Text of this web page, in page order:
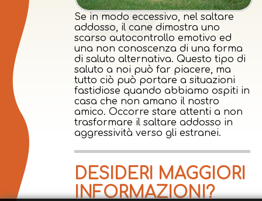
Se in modo eccessivo, nel saltare
addosso, il cane dimostra uno
scarso autocontrollo emotivo ed
una non conoscenza di una forma
di saluto alternativa. Questo tipo di
saluto a noi può far piacere, ma
tutto ciò può portare a situazioni
fastidiose quando abbiamo ospiti in
casa che non amano il nostro
amico. Occorre stare attenti a non
trasformare il saltare addosso in
aggressività verso gli estranei.
DESIDERI MAGGIORI
INFORMAZIONI?